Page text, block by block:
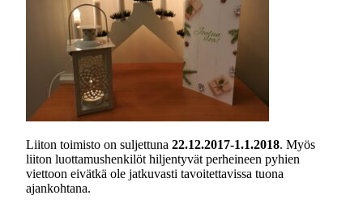
Liiton toimisto on suljettuna 22.12.2017-1.1.2018. Myös
liiton luottamushenkilöt hiljentyvät perheineen pyhien
viettoon eivätkä ole jatkuvasti tavoitettavissa tuona
ajankohtana.